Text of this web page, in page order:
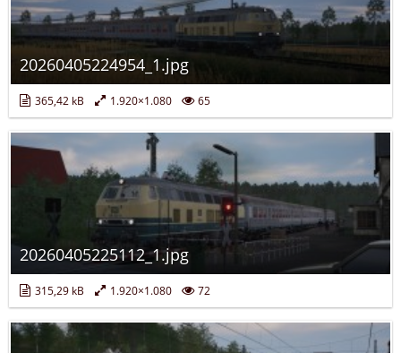
20260405224954_1.jpg
365,42 kB 1.920×1.080 65
20260405225112_1.jpg
315,29 kB 1.920×1.080 72